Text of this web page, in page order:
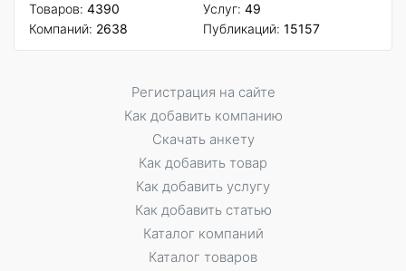
Товаров: 4390
Компаний: 2638
Услуг: 49
Публикаций: 15157
Регистрация на сайте
Как добавить компанию
Скачать анкету
Как добавить товар
Как добавить услугу
Как добавить статью
Каталог компаний
Каталог товаров